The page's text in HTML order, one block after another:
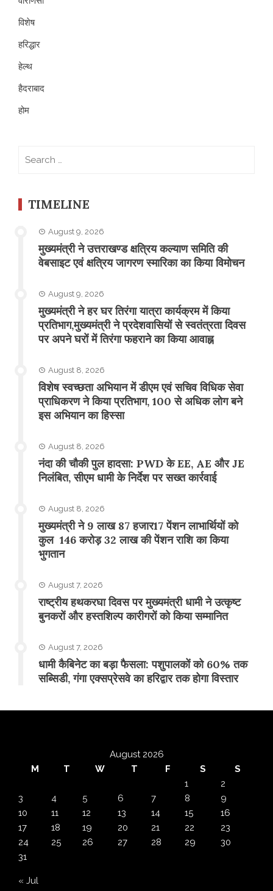
विशेष
हरिद्धार
हेल्थ
हैदराबाद
होम
TIMELINE
August 9, 2026
मुख्यमंत्री ने उत्तराखण्ड क्षत्रिय कल्याण समिति की
वेबसाइट एवं क्षत्रिय जागरण स्मारिका का किया विमोचन
August 9, 2026
मुख्यमंत्री ने हर घर तिरंगा यात्रा कार्यक्रम में किया
प्रतिभाग,मुख्यमंत्री ने प्रदेशवासियों से स्वतंत्रता दिवस
पर अपने घरों में तिरंगा फहराने का किया आवाह्न
August 8, 2026
विशेष स्वच्छता अभियान में डीएम एवं सचिव विधिक सेवा
प्राधिकरण ने किया प्रतिभाग, 100 से अधिक लोग बने
इस अभियान का हिस्सा
August 8, 2026
नंदा की चौकी पुल हादसा: PWD के EE, AE और JE
निलंबित, सीएम धामी के निर्देश पर सख्त कार्रवाई
August 8, 2026
मुख्यमंत्री ने 9 लाख 87 हजार17 पेंशन लाभार्थियों को
कुल 146 करोड़ 32 लाख की पेंशन राशि का किया
भुगतान
August 7, 2026
राष्ट्रीय हथकरघा दिवस पर मुख्यमंत्री धामी ने उत्कृष्ट
बुनकरों और हस्तशिल्प कारीगरों को किया सम्मानित
August 7, 2026
​धामी कैबिनेट का बड़ा फैसला: पशुपालकों को 60% तक
सब्सिडी, गंगा एक्सप्रेसवे का हरिद्वार तक होगा विस्तार
August 2026
M
T W T F S
S
1
2
3
4 5 6 7 8
9
10
11 12 13 14 15
16
17
18 19 20 21 22
23
24
25 26 27 28 29
30
31
« Jul